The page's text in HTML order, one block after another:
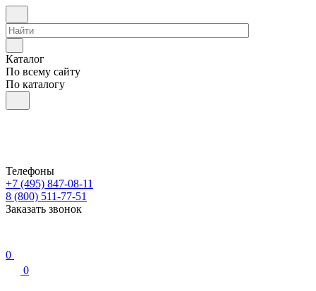
Каталог
По всему сайту
По каталогу
Телефоны
+7 (495) 847-08-11
8 (800) 511-77-51
Заказать звонок
0
0